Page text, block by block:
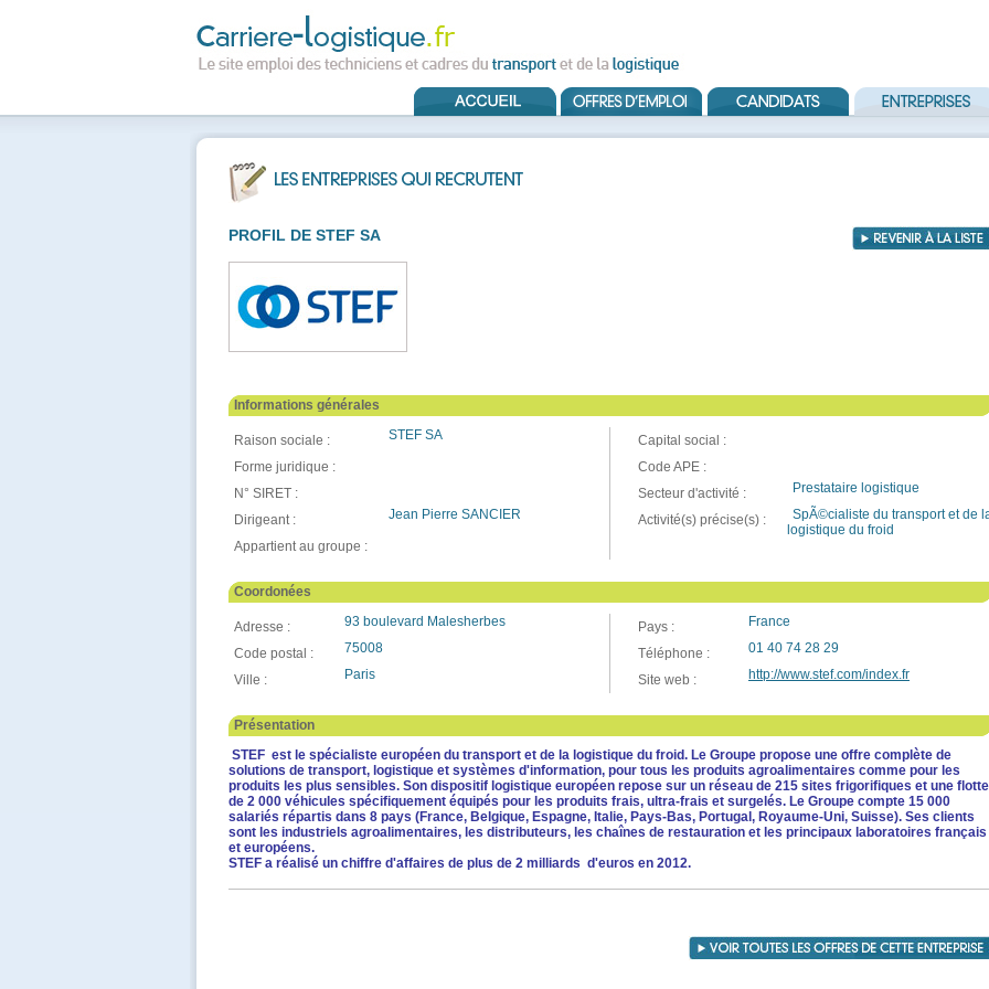
PROFIL DE STEF SA
Informations générales
Raison sociale : STEF SA
Forme juridique :
N° SIRET :
Dirigeant :
Jean Pierre SANCIER
Appartient au groupe :
Capital social :
Code APE :
Secteur d'activité :
Prestataire logistique
Activité(s) précise(s) :
SpÃ©cialiste du transport et de
logistique du froid
Coordonées
Adresse : 93 boulevard Malesherbes
Code postal : 75008
Ville : Paris
Pays : France
Téléphone : 01 40 74 28 29
Site web : http://www.stef.com/index.fr
Présentation
STEF est le spécialiste européen du transport et de la logistique du froid. Le Groupe propose une offre complète de
solutions de transport, logistique et systèmes d'information, pour tous les produits agroalimentaires comme pour les
produits les plus sensibles. Son dispositif logistique européen repose sur un réseau de 215 sites frigorifiques et une flotte
de 2 000 véhicules spécifiquement équipés pour les produits frais, ultra-frais et surgelés. Le Groupe compte 15 000
salariés répartis dans 8 pays (France, Belgique, Espagne, Italie, Pays-Bas, Portugal, Royaume-Uni, Suisse). Ses clients
sont les industriels agroalimentaires, les distributeurs, les chaînes de restauration et les principaux laboratoires français
et européens.
STEF a réalisé un chiffre d'affaires de plus de 2 milliards d'euros en 2012.